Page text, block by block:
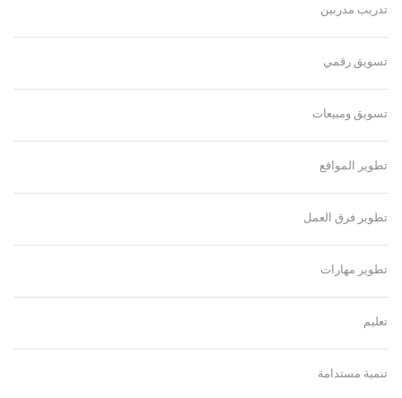
تدريب مدربين
تسويق رقمي
تسويق ومبيعات
تطوير المواقع
تطوير فرق العمل
تطوير مهارات
تعليم
تنمية مستدامة